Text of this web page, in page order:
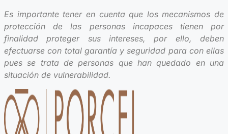
Es importante tener en cuenta que los mecanismos de
protección de las personas incapaces tienen por
finalidad proteger sus intereses, por ello, deben
efectuarse con total garantía y seguridad para con ellas
pues se trata de personas que han quedado en una
situación de vulnerabilidad.